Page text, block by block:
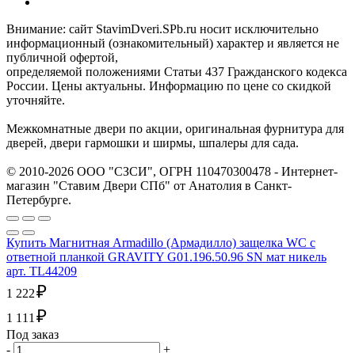
Внимание: сайт StavimDveri.SPb.ru носит исключительно
информационный (ознакомительный) характер и является не
публичной офертой,
определяемой положениями Статьи 437 Гражданского кодекса
России. Цены актуальны. Информацию по цене со скидкой
уточняйте.
Межкомнатные двери по акции, оригинальная фурнитура для
дверей, двери гармошки и ширмы, шпалеры для сада.
© 2010-2026 ООО "СЗСИ", ОГРН 110470300478 - Интернет-
магазин "Ставим Двери СПб" от Анатолия в Санкт-
Петербурге.
Купить Магнитная Armadillo (Армадилло) защелка WC с
ответной планкой GRAVITY G01.196.50.96 SN мат никель
арт. TL44209
1 222₽
1 111₽
Под заказ
-
+